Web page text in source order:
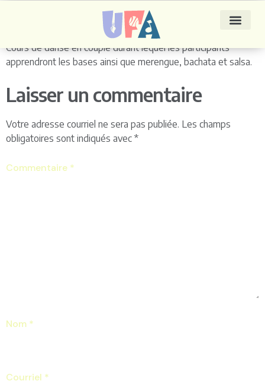
Danse latine
Cours de danse en couple durant lequel les participants
apprendront les bases ainsi que merengue, bachata et salsa.
Laisser un commentaire
Votre adresse courriel ne sera pas publiée. Les champs
obligatoires sont indiqués avec *
Commentaire *
Nom *
Courriel *